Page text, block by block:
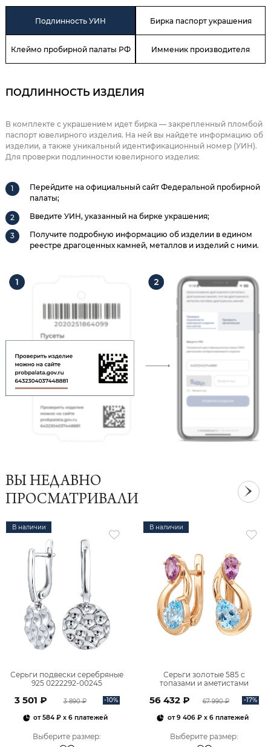
Подлинность УИН Бирка паспорт украшения
Клеймо пробирной палаты РФ Имменик производителя
ПОДЛИННОСТЬ ИЗДЕЛИЯ
В комплекте с украшением идет бирка — закрепленный пломбой
паспорт ювелирного изделия. На ней вы найдете информацию об
изделии, а также уникальный идентификационный номер (УИН).
Для проверки подлинности ювелирного изделия:
Перейдите на официальный сайт Федеральной пробирной
палаты;
Введите УИН, указанный на бирке украшения;
Получите подробную информацию об изделии в едином
реестре драгоценных камней, металлов и изделий с ними.
ВЫ НЕДАВНО
ПРОСМАТРИВАЛИ
В наличии
Серьги подвески серебряные
925 0222292-00245
3 501 ₽ 3 890 ₽ -10%
от584 ₽ x 6 платежей
Выберите размер:
В наличии
Серьги золотые 585 с
топазами и аметистами
56 432 ₽ 67 990 ₽ -17%
от9 406 ₽x 6 платежей
Выберите размер: